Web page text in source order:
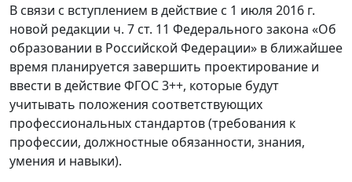
В связи с вступлением в действие с 1 июля 2016 г.
новой редакции ч. 7 ст. 11 Федерального закона «Об
образовании в Российской Федерации» в ближайшее
время планируется завершить проектирование и
ввести в действие ФГОС 3++, которые будут
учитывать положения соответствующих
профессиональных стандартов (требования к
профессии, должностные обязанности, знания,
умения и навыки).